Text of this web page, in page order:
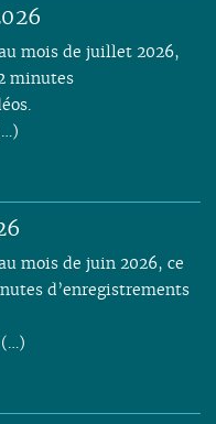
mois de juillet 2026,
minutes
mois de juin 2026, ce
d’enregistrements